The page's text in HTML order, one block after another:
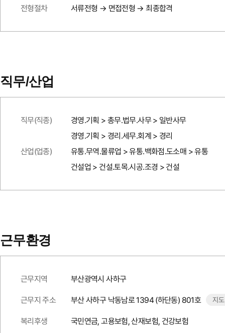
전형절차 서류전형 → 면접전형 → 최종합격
직무/산업
직무(직종)
경영.기획 > 총무.법무.사무 > 일반사무
경영.기획 > 경리.세무.회계 > 경리
산업(업종)
유통.무역.물류업 > 유통.백화점.도소매 > 유통
건설업 > 건설.토목.시공.조경 > 건설
근무환경
근무지역 부산광역시 사하구
근무지 주소 부산 사하구 낙동남로 1394 (하단동) 801호 지도
복리후생 국민연금, 고용보험, 산재보험, 건강보험